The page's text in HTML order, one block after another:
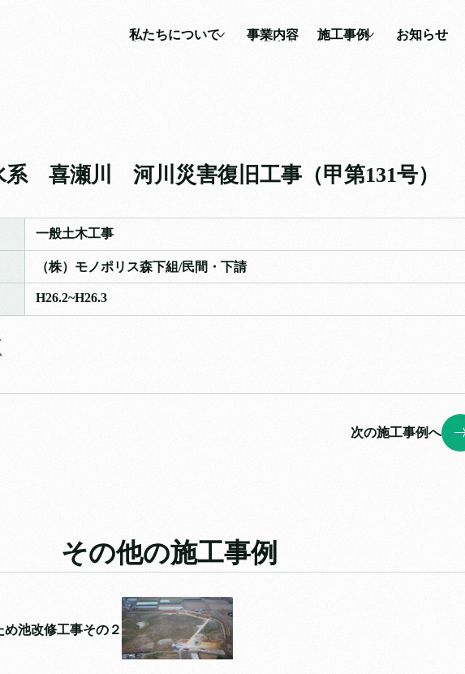
私たちについて
会社概要
事業内容
施工事例
お知らせ
系 喜瀬川 河川災害復旧工事（甲第131号）
一般土木工事
（株）モノポリス森下組/民間・下請
H26.2~H26.3
次の施工事例へ
その他の施工事例
め池改修工事その２